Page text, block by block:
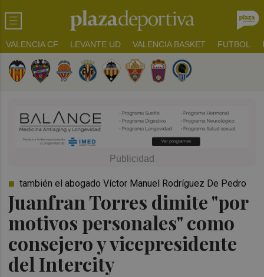
VALENCIA CF LEVANTE UD VALENCIA BASKET FUTBOL
Juanfran Torres dimite "por
motivos personales" como
consejero y vicepresidente
del Intercity
también el abogado Víctor Manuel Rodríguez De Pedro